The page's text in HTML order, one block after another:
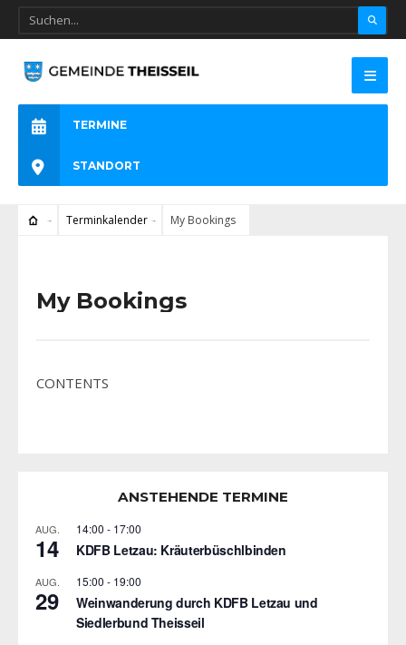
TERMINE
STANDORT
Terminkalender My Bookings
My Bookings
CONTENTS
ANSTEHENDE TERMINE
AUG.
14
14:00 - 17:00
KDFB Letzau: Kräuterbüschlbinden
AUG.
29
15:00 - 19:00
Weinwanderung durch KDFB Letzau und
Siedlerbund Theisseil